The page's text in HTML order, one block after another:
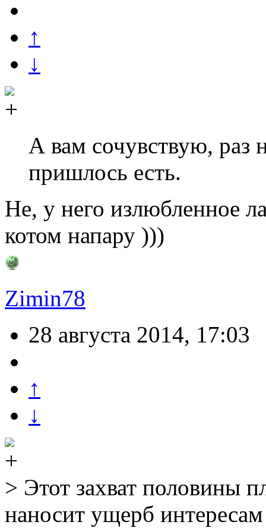
↑
↓
А вам сочувствую, раз
пришлось есть.
Не, у него излюбленное
котом напару )))
Zimin78
28 августа 2014, 17:03
↑
↓
> Этот захват половины
наносит ущерб